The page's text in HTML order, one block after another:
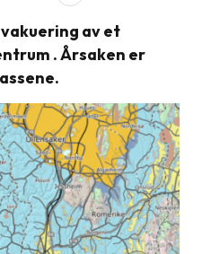
av et
. Årsaken er